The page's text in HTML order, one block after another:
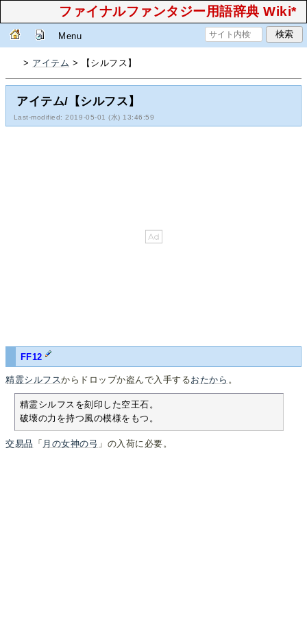
ファイナルファンタジー用語辞典 Wiki*
Menu
> アイテム > 【シルフス】
アイテム/【シルフス】
Last-modified: 2019-05-01 (水) 13:46:59
FF12
精霊シルフスからドロップか盗んで入手するおたから 。
精霊シルフスを刻印した空王石。
破壊の力を持つ風の模様をもつ。
交易品 「 月の女神の弓 」の入荷に必要。